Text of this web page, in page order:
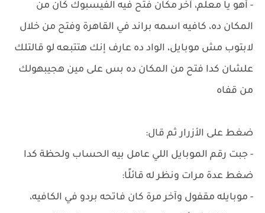
- أهو يا معلم، آخر مكان فتح فيه الفيسبوك كان من
المكان ده، كافيه اسمه براند في القاهرة وفتح من خلال
لابتوب مش موبايل، الواد ده عارف إنك هتتبعه لو قالتلك
علشان كدا فتح من المكان ده بس على مين هجيبهولك
من قفاه
ضغط على الأزرار ثم قال:
- جبت رقم الموبايل اللي عامل بيه الحساب ولحظة كدا
ضغط عدة مرات ونظر له قائلًا:
- موبايله مقفول وآخر مرة كان فاتحه بردو في الكافيه،